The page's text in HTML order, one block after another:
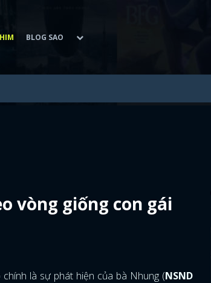
BLOG SAO
vòng giống con gái
là sự phát hiện của bà Nhung (NSND